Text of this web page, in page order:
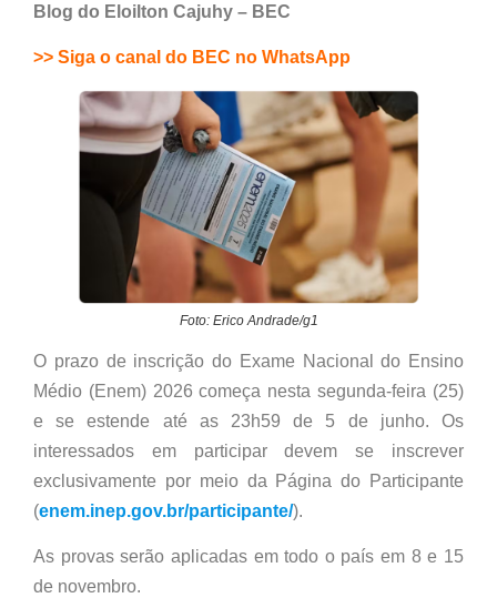
Blog do Eloilton Cajuhy – BEC
>> Siga o canal do BEC no WhatsApp
Foto: Erico Andrade/g1
O prazo de inscrição do Exame Nacional do Ensino
Médio (Enem) 2026 começa nesta segunda-feira (25)
e se estende até as 23h59 de 5 de junho. Os
interessados em participar devem se inscrever
exclusivamente por meio da Página do Participante
(enem.inep.gov.br/participante/).
As provas serão aplicadas em todo o país em 8 e 15
de novembro.